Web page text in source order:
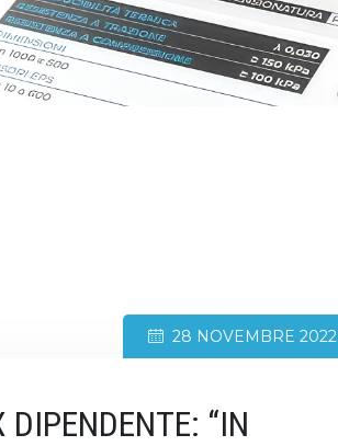
28 NOVEMBRE 2022
“IN